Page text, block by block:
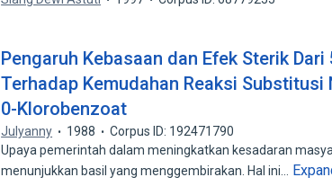
Pengaruh Kebasaan dan Efek Sterik
Terhadap Kemudahan Reaksi
0-Klorobenzoat
Julyanny 1988
Corpus ID: 192471790
Upaya pemerintah dalam meningkatkan kesadaran
menunjukkan basil yang menggembirakan. Hal ini…